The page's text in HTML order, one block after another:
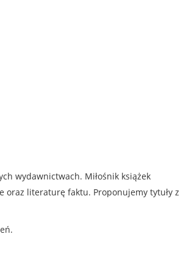
wydawnictwach. Miłośnik książek
oraz literaturę faktu. Proponujemy tytuły z